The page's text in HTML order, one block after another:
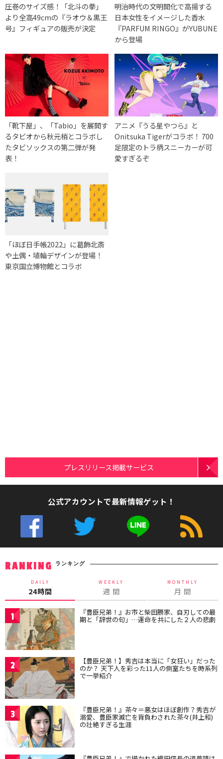
圧巻のサイズ感！「北斗の拳」
より全高49cmの『ラオウ＆黒王
号』フィギュアの販売が決定
明治時代の文明開化で高揚する
日本女性をイメージした香水
『PARFUM RINGO』がYUBUNE
から登場
「靴下屋」、「Tabio」を展開す
るタビオから秋元梢とコラボし
たタビソックスの第二弾が発
表！
アニメ『うる星やつら』と
Onitsuka Tigerがコラボ！ 700
足限定のトラ柄スニーカーが可
愛すぎるぞ
「ほぼ日手帳2022」に葛飾北斎
や土偶・埴輪デザインが登場！
東京国立博物館とコラボ
プレスリリース掲載サービス
公式アカウントで最新情報ゲット！
RANKING ランキング
DAILY
24時間
WEEKLY
週 間
MONTHLY
月 間
1 『豊臣兄弟！』お市と柴田勝家、自刃しての最
期と「辞世の句」…運命を共にした２人の悲劇
2 【豊臣兄弟！】秀吉は本当に「女狂い」だった
のか？ 天下人を彩った11人の側室たちを時系列
で一挙紹介
3 『豊臣兄弟！』茶々＝悪女はほぼ創作？秀吉が
溺愛、豊臣家滅亡を背負わされた茶々(井上和)
の壮絶すぎる生涯